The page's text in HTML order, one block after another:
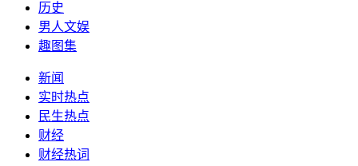
历史
男人文娱
趣图集
新闻
实时热点
民生热点
财经
财经热词